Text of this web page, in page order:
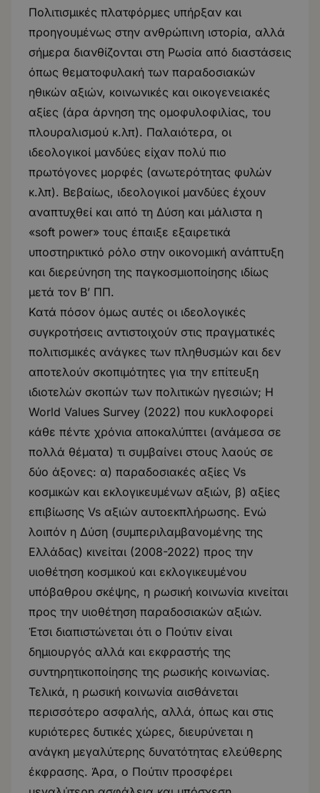
Πολιτισμικές πλατφόρμες υπήρξαν και
προηγουμένως στην ανθρώπινη ιστορία, αλλά
σήμερα διανθίζονται στη Ρωσία από διαστάσεις
όπως θεματοφυλακή των παραδοσιακών
ηθικών αξιών, κοινωνικές και οικογενειακές
αξίες (άρα άρνηση της ομοφυλοφιλίας, του
πλουραλισμού κ.λπ). Παλαιότερα, οι
ιδεολογικοί μανδύες είχαν πολύ πιο
πρωτόγονες μορφές (ανωτερότητας φυλών
κ.λπ). Βεβαίως, ιδεολογικοί μανδύες έχουν
αναπτυχθεί και από τη Δύση και μάλιστα η
«soft power» τους έπαιξε εξαιρετικά
υποστηρικτικό ρόλο στην οικονομική ανάπτυξη
και διερεύνηση της παγκοσμιοποίησης ιδίως
μετά τον Β’ ΠΠ.
Κατά πόσον όμως αυτές οι ιδεολογικές
συγκροτήσεις αντιστοιχούν στις πραγματικές
πολιτισμικές ανάγκες των πληθυσμών και δεν
αποτελούν σκοπιμότητες για την επίτευξη
ιδιοτελών σκοπών των πολιτικών ηγεσιών; Η
World Values Survey (2022) που κυκλοφορεί
κάθε πέντε χρόνια αποκαλύπτει (ανάμεσα σε
πολλά θέματα) τι συμβαίνει στους λαούς σε
δύο άξονες: α) παραδοσιακές αξίες Vs
κοσμικών και εκλογικευμένων αξιών, β) αξίες
επιβίωσης Vs αξιών αυτοεκπλήρωσης. Ενώ
λοιπόν η Δύση (συμπεριλαμβανομένης της
Ελλάδας) κινείται (2008-2022) προς την
υιοθέτηση κοσμικού και εκλογικευμένου
υπόβαθρου σκέψης, η ρωσική κοινωνία κινείται
προς την υιοθέτηση παραδοσιακών αξιών.
Έτσι διαπιστώνεται ότι ο Πούτιν είναι
δημιουργός αλλά και εκφραστής της
συντηρητικοποίησης της ρωσικής κοινωνίας.
Τελικά, η ρωσική κοινωνία αισθάνεται
περισσότερο ασφαλής, αλλά, όπως και στις
κυριότερες δυτικές χώρες, διευρύνεται η
ανάγκη μεγαλύτερης δυνατότητας ελεύθερης
έκφρασης. Άρα, ο Πούτιν προσφέρει